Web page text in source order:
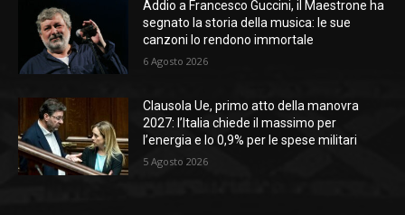
Addio a Francesco Guccini, il Maestrone ha
segnato la storia della musica: le sue
canzoni lo rendono immortale
6 Agosto 2026
Clausola Ue, primo atto della manovra
2027: l’Italia chiede il massimo per
l’energia e lo 0,9% per le spese militari
5 Agosto 2026